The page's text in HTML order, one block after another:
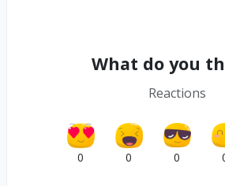
What do you
Reactions
0 0 0